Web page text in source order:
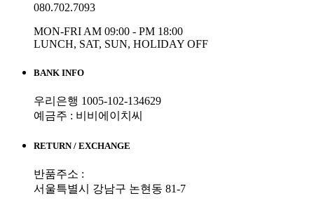
080.702.7093
MON-FRI AM 09:00 - PM 18:00
LUNCH, SAT, SUN, HOLIDAY OFF
BANK INFO
우리은행 1005-102-134629
예금주 : 비비에이치씨
RETURN / EXCHANGE
반품주소 :
서울특별시 강남구 논현동 81-7